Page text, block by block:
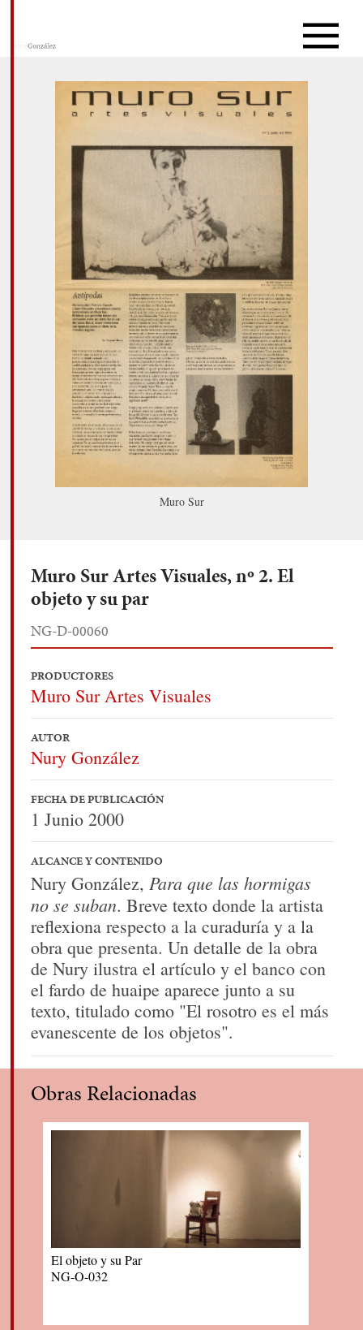
Muro Sur
Muro Sur Artes Visuales, nº 2. El
objeto y su par
NG-D-00060
PRODUCTORES
Muro Sur Artes Visuales
AUTOR
Nury González
FECHA DE PUBLICACIÓN
1 Junio 2000
ALCANCE Y CONTENIDO
Nury González, Para que las hormigas
no se suban. Breve texto donde la artista
reflexiona respecto a la curaduría y a la
obra que presenta. Un detalle de la obra
de Nury ilustra el artículo y el banco con
el fardo de huaipe aparece junto a su
texto, titulado como "El rosotro es el más
evanescente de los objetos".
Obras Relacionadas
El objeto y su Par
NG-O-032